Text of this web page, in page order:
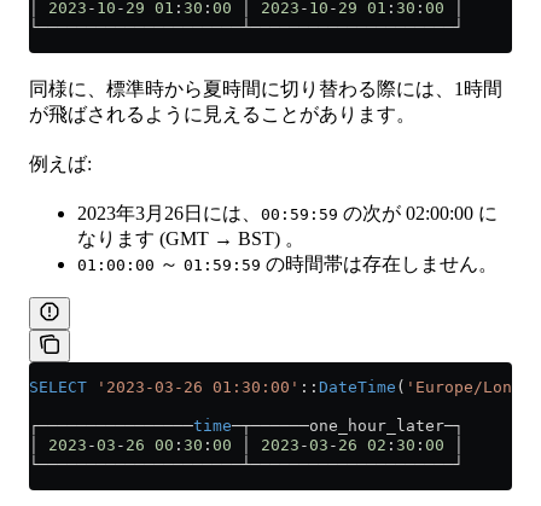
2023 - 10 - 29 01 : 30 : 00 2023 - 10 - 29 01 : 30 : 00
└─────────────────────┴─────────────────────┘
同様に、標準時から夏時間に切り替わる際には、1時間
が飛ばされるように見えることがあります。
例えば:
2023年3月26日には、 00:59:59 の次が 02:00:00 に
なります (GMT → BST) 。
01:00:00 ～ 01:59:59 の時間帯は存在しません。
SELECT '2023-03-26 01:30:00' :: DateTime ( 'Europe/
┌────────────────time─┬──────one_hour_later─┐
2023 -03 - 26 00 : 30 : 00 2023 -03 - 26 02 : 30 : 00
└─────────────────────┴─────────────────────┘